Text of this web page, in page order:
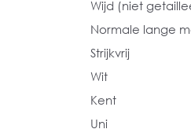
Wijd (niet
Normale lange
Strijkvrij
Wit
Kent
Uni